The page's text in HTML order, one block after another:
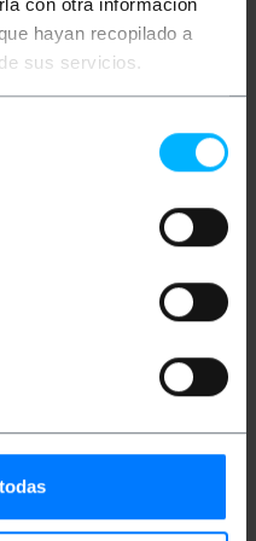
hayan recopilado a
sus servicios.
Female em uma
que necessitem de
de 1,8 metros, é
para comunicar
seriais RS-232, como
1,8 m (DB9-H/H).
Fêmea em uma